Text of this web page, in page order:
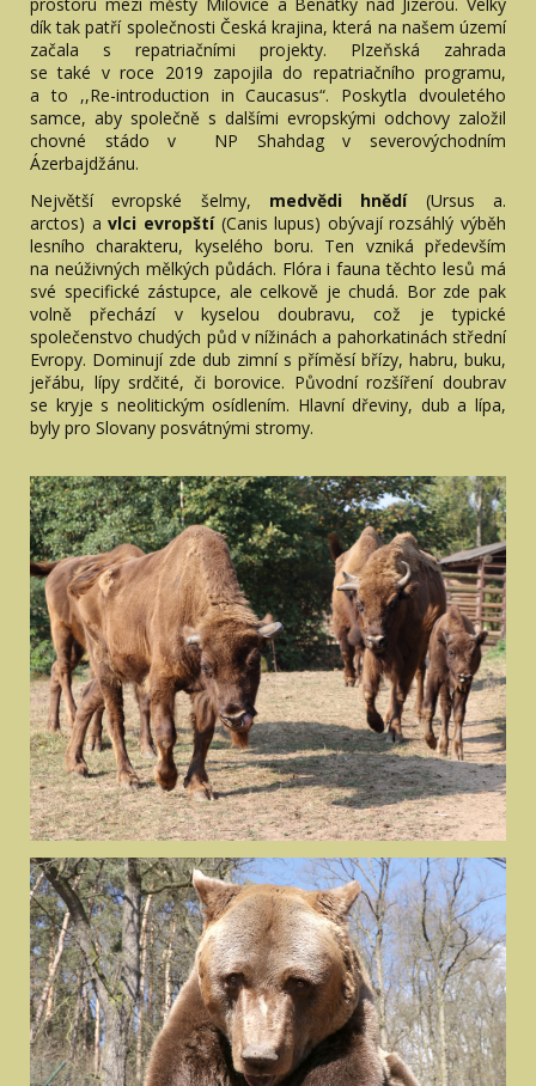
dík tak patří společnosti Česká krajina, která na našem území
začala s repatriačními projekty. Plzeňská zahrada
se také v roce 2019 zapojila do repatriačního programu,
a to ,,Re-introduction in Caucasus“. Poskytla dvouletého
samce, aby společně s dalšími evropskými odchovy založil
chovné stádo v NP Shahdag v severovýchodním
Ázerbajdžánu.
Největší evropské šelmy, medvědi hnědí (Ursus a.
arctos) avlci evropští (Canis lupus) obývají rozsáhlý výběh
lesního charakteru, kyselého boru. Ten vzniká především
na neúživných mělkých půdách. Flóra i fauna těchto lesů má
své specifické zástupce, ale celkově je chudá. Bor zde pak
volně přechází v kyselou doubravu, což je typické
společenstvo chudých půd v nížinách a pahorkatinách střední
Evropy. Dominují zde dub zimní s příměsí břízy, habru, buku,
jeřábu, lípy srdčité, či borovice. Původní rozšíření doubrav
se kryje s neolitickým osídlením. Hlavní dřeviny, dub a lípa,
byly pro Slovany posvátnými stromy.